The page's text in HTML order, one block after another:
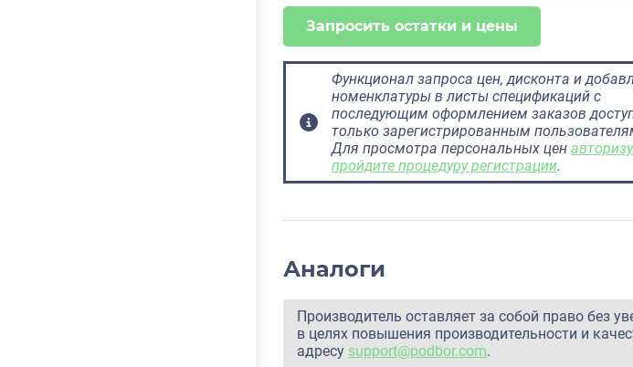
Запросить остатки и цены
Функционал запроса цен, дисконта и
номенклатуры в листы спецификаций с
последующим оформлением заказов
только зарегистрированным
Для просмотра персональных цен
пройдите процедуру регистрации.
Аналоги
Производитель оставляет за собой право без
в целях повышения производительности и
адресу support@podbor.com.